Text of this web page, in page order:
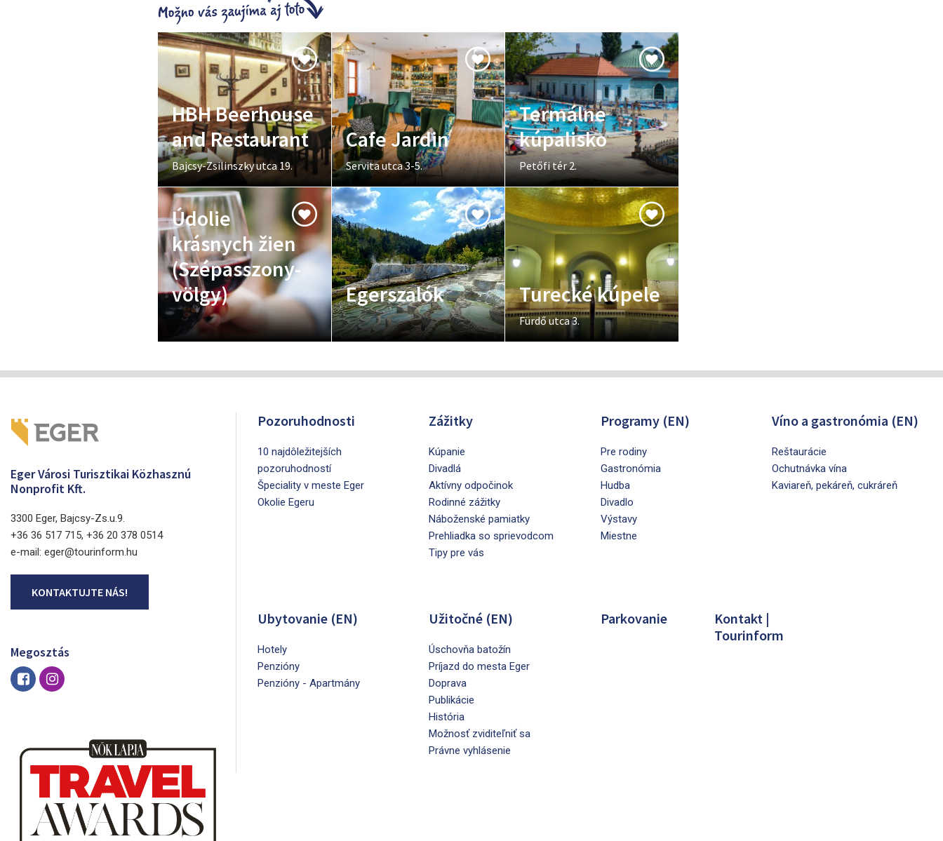
HBH Beerhouse
and Restaurant
Bajcsy-Zsilinszky utca 19.
Cafe Jardin
Servita utca 3-5.
Termálne
kúpalisko
Petőfi tér 2.
Údolie
krásnych žien
(Szépasszony-
völgy)
Egerszalók Turecké kúpele
Fürdő utca 3.
Eger Városi Turisztikai Közhasznú
Nonprofit Kft.
3300 Eger, Bajcsy-Zs.u.9.
+36 36 517 715, +36 20 378 0514
e-mail: eger@tourinform.hu
KONTAKTUJTE NÁS!
Megosztás
Pozoruhodnosti
10 najdôležitejších
pozoruhodností
Špeciality v meste Eger
Okolie Egeru
Zážitky
Kúpanie
Divadlá
Aktívny odpočinok
Rodinné zážitky
Náboženské pamiatky
Prehliadka so sprievodcom
Tipy pre vás
Programy (EN)
Pre rodiny
Gastronómia
Hudba
Divadlo
Výstavy
Miestne
Víno a gastronómia (EN)
Reštaurácie
Ochutnávka vína
Kaviareň, pekáreň, cukráreň
Ubytovanie (EN)
Hotely
Penzióny
Penzióny - Apartmány
Užitočné (EN)
Úschovňa batožín
Príjazd do mesta Eger
Doprava
Publikácie
História
Možnosť zviditeľniť sa
Právne vyhlásenie
Parkovanie
Kontakt |
Tourinform